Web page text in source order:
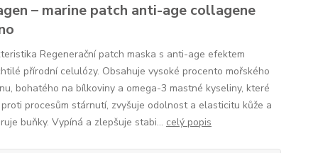
– marine patch anti-age collagene
Regenerační patch maska s anti-age efektem
přírodní celulózy. Obsahuje vysoké procento mořského
bohatého na bílkoviny a omega-3 mastné kyseliny, které
procesům stárnutí, zvyšuje odolnost a elasticitu kůže a
buňky. Vypíná a zlepšuje stabi... celý popis